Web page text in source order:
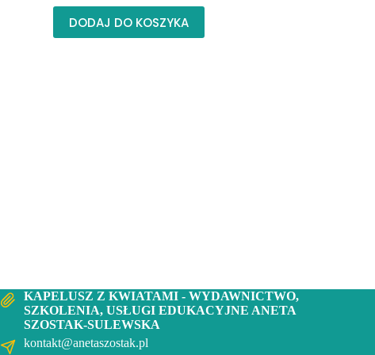
DODAJ DO KOSZYKA
KAPELUSZ Z KWIATAMI - WYDAWNICTWO,
SZKOLENIA, USŁUGI EDUKACYJNE ANETA
SZOSTAK-SULEWSKA
kontakt@anetaszostak.pl